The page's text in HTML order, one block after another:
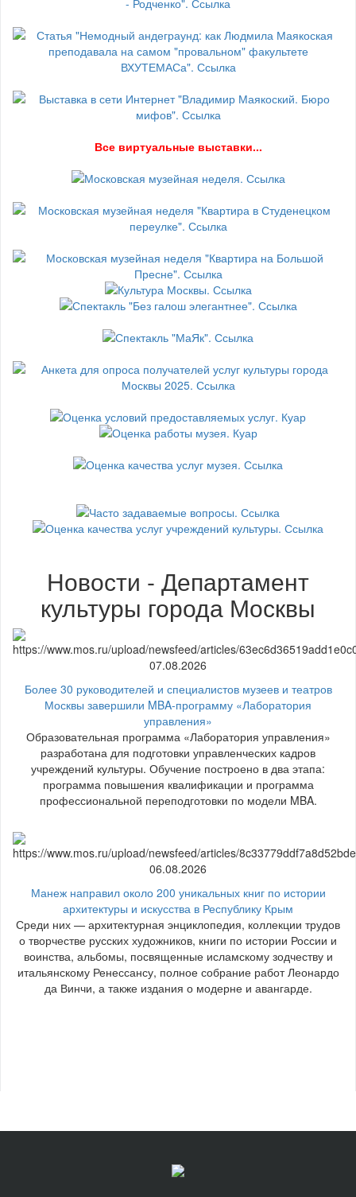
Все виртуальные выставки...
Новости - Департамент
культуры города Москвы
07.08.2026
Более 30 руководителей и специалистов музеев и театров
Москвы завершили MBA-программу «Лаборатория
управления»
Образовательная программа «Лаборатория управления»
разработана для подготовки управленческих кадров
учреждений культуры. Обучение построено в два этапа:
программа повышения квалификации и программа
профессиональной переподготовки по модели MBA.
06.08.2026
Манеж направил около 200 уникальных книг по истории
архитектуры и искусства в Республику Крым
Среди них — архитектурная энциклопедия, коллекции трудов
о творчестве русских художников, книги по истории России и
воинства, альбомы, посвященные исламскому зодчеству и
итальянскому Ренессансу, полное собрание работ Леонардо
да Винчи, а также издания о модерне и авангарде.